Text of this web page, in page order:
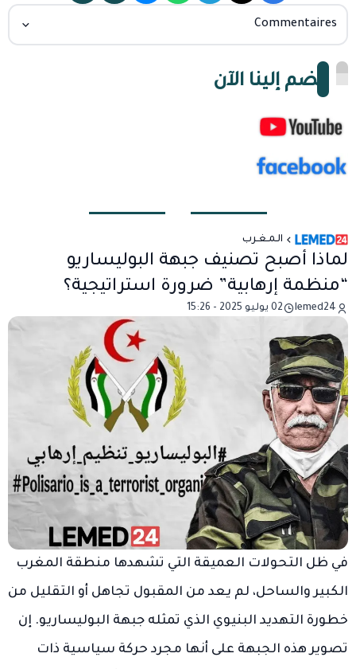
Commentaires
انضم إلينا الآن
الـمـغـرب
لماذا أصبح تصنيف جبهة البوليساريو
“منظمة إرهابية” ضرورة استراتيجية؟
lemed24 02 يوليو 2025 - 15:26
في ظل التحولات العميقة التي تشهدها منطقة المغرب
الكبير والساحل، لم يعد من المقبول تجاهل أو التقليل من
خطورة التهديد البنيوي الذي تمثله جبهة البوليساريو. إن
تصوير هذه الجبهة على أنها مجرد حركة سياسية ذات